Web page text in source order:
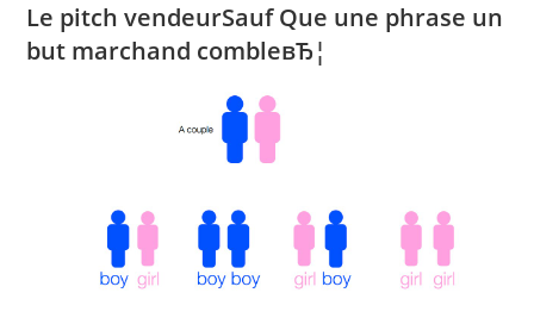
Le pitch vendeurSauf Que une phrase un
but marchand combleвЂ¦